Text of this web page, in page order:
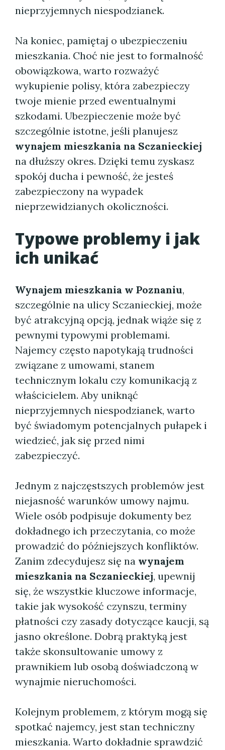
nieprzyjemnych niespodzianek.
Na koniec, pamiętaj o ubezpieczeniu
mieszkania. Choć nie jest to formalność
obowiązkowa, warto rozważyć
wykupienie polisy, która zabezpieczy
twoje mienie przed ewentualnymi
szkodami. Ubezpieczenie może być
szczególnie istotne, jeśli planujesz
wynajem mieszkania na Sczanieckiej
na dłuższy okres. Dzięki temu zyskasz
spokój ducha i pewność, że jesteś
zabezpieczony na wypadek
nieprzewidzianych okoliczności.
Typowe problemy i jak
ich unikać
Wynajem mieszkania w Poznaniu,
szczególnie na ulicy Sczanieckiej, może
być atrakcyjną opcją, jednak wiąże się z
pewnymi typowymi problemami.
Najemcy często napotykają trudności
związane z umowami, stanem
technicznym lokalu czy komunikacją z
właścicielem. Aby uniknąć
nieprzyjemnych niespodzianek, warto
być świadomym potencjalnych pułapek i
wiedzieć, jak się przed nimi
zabezpieczyć.
Jednym z najczęstszych problemów jest
niejasność warunków umowy najmu.
Wiele osób podpisuje dokumenty bez
dokładnego ich przeczytania, co może
prowadzić do późniejszych konfliktów.
Zanim zdecydujesz się na wynajem
mieszkania na Sczanieckiej, upewnij
się, że wszystkie kluczowe informacje,
takie jak wysokość czynszu, terminy
płatności czy zasady dotyczące kaucji, są
jasno określone. Dobrą praktyką jest
także skonsultowanie umowy z
prawnikiem lub osobą doświadczoną w
wynajmie nieruchomości.
Kolejnym problemem, z którym mogą się
spotkać najemcy, jest stan techniczny
mieszkania. Warto dokładnie sprawdzić